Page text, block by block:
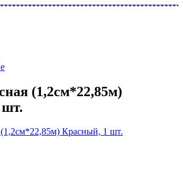
(1,2см*22,85м)